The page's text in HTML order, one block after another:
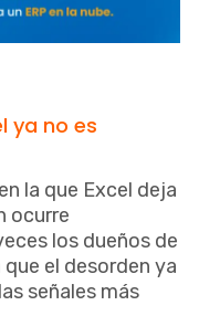
ya no es
la que Excel deja
ocurre
los dueños de
el desorden ya
señales más